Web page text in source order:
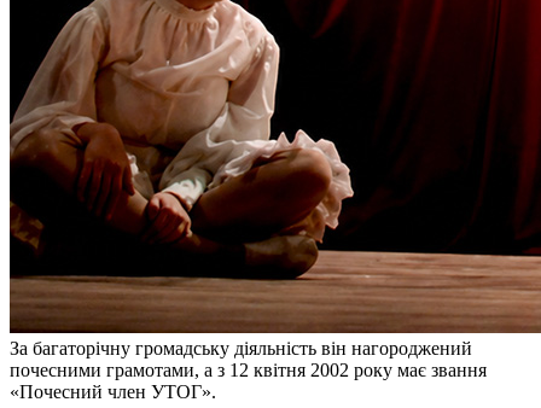
За багаторічну громадську діяльність він нагороджений
почесними грамотами, а з 12 квітня 2002 року має звання
«Почесний член УТОГ».